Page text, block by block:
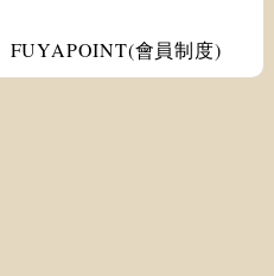
FUYAPOINT(會員制度)